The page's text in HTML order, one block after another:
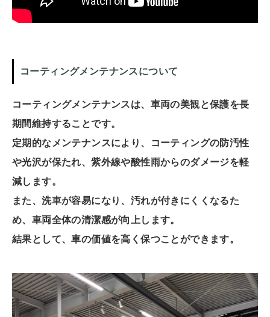
コーティングメンテナンスについて
コーティングメンテナンスは、車両の美観と保護を長
期間維持することです。
定期的なメンテナンスにより、コーティングの防汚性
や光沢が保たれ、紫外線や酸性雨からのダメージを軽
減します。
また、洗車が容易になり、汚れが付きにくくなるた
め、車両全体の清潔感が向上します。
結果として、車の価値を高く保つことができます。